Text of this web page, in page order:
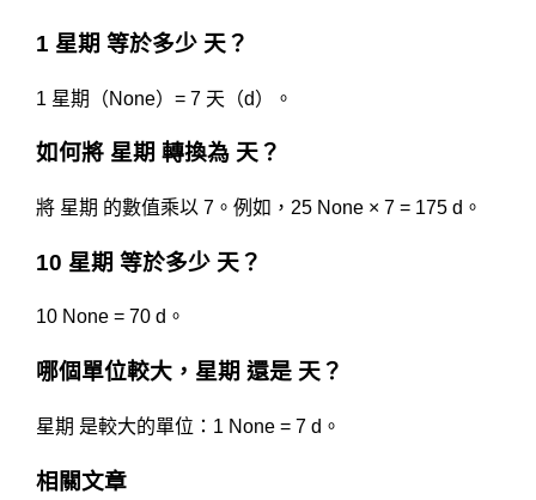
1 星期 等於多少 天？
1 星期（None）= 7 天（d）。
如何將 星期 轉換為 天？
將 星期 的數值乘以 7。例如，25 None × 7 = 175 d。
10 星期 等於多少 天？
10 None = 70 d。
哪個單位較大，星期 還是 天？
星期 是較大的單位：1 None = 7 d。
相關文章